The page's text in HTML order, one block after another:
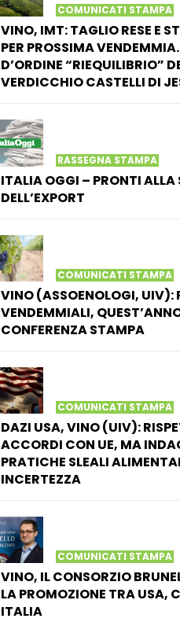
COMUNICATI STAMPA
VINO, IMT: TAGLIO RESE E
PER PROSSIMA
D’ORDINE “RIEQUILIBRIO”
VERDICCHIO CASTELLI DI
RASSEGNA STAMPA
ITALIA OGGI – PRONTI ALLA
DELL’EXPORT
COMUNICATI STAMPA
VINO (ASSOENOLOGI, UIV):
VENDEMMIALI,
CONFERENZA STAMPA
COMUNICATI STAMPA
DAZI USA, VINO (UIV):
ACCORDI CON UE, MA
PRATICHE SLEALI
INCERTEZZA
COMUNICATI STAMPA
VINO, IL CONSORZIO
LA PROMOZIONE TRA USA,
ITALIA